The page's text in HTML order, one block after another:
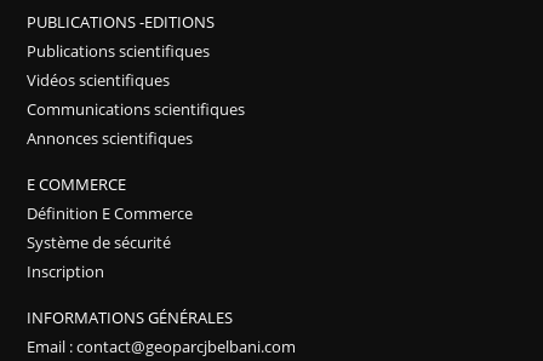
PUBLICATIONS -EDITIONS
Publications scientifiques
Vidéos scientifiques
Communications scientifiques
Annonces scientifiques
E COMMERCE
Définition E Commerce
Système de sécurité
Inscription
INFORMATIONS GÉNÉRALES
Email : contact@geoparcjbelbani.com